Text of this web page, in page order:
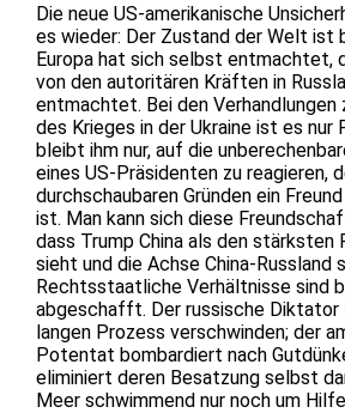
Die neue US-amerikanische
es wieder: Der Zustand der Welt ist
Europa hat sich selbst entmachtet,
von den autoritären Kräften in
entmachtet. Bei den Verhandlungen
des Krieges in der Ukraine ist es nur
bleibt ihm nur, auf die
eines US-Präsidenten zu reagieren,
durchschaubaren Gründen ein
ist. Man kann sich diese
dass Trump China als den stärksten
sieht und die Achse China-Russland
Rechtsstaatliche Verhältnisse sind
abgeschafft. Der russische Diktator
langen Prozess verschwinden; der
Potentat bombardiert nach
eliminiert deren Besatzung selbst
Meer schwimmend nur noch um